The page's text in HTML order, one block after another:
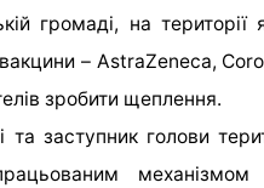
громаді, на території
вакцини – AstraZeneca,
зробити щеплення.
та заступник голови